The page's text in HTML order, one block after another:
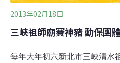
2013年02月18日
三峽祖師廟賽神豬 動保團
每年大年初六新北市三峽清水